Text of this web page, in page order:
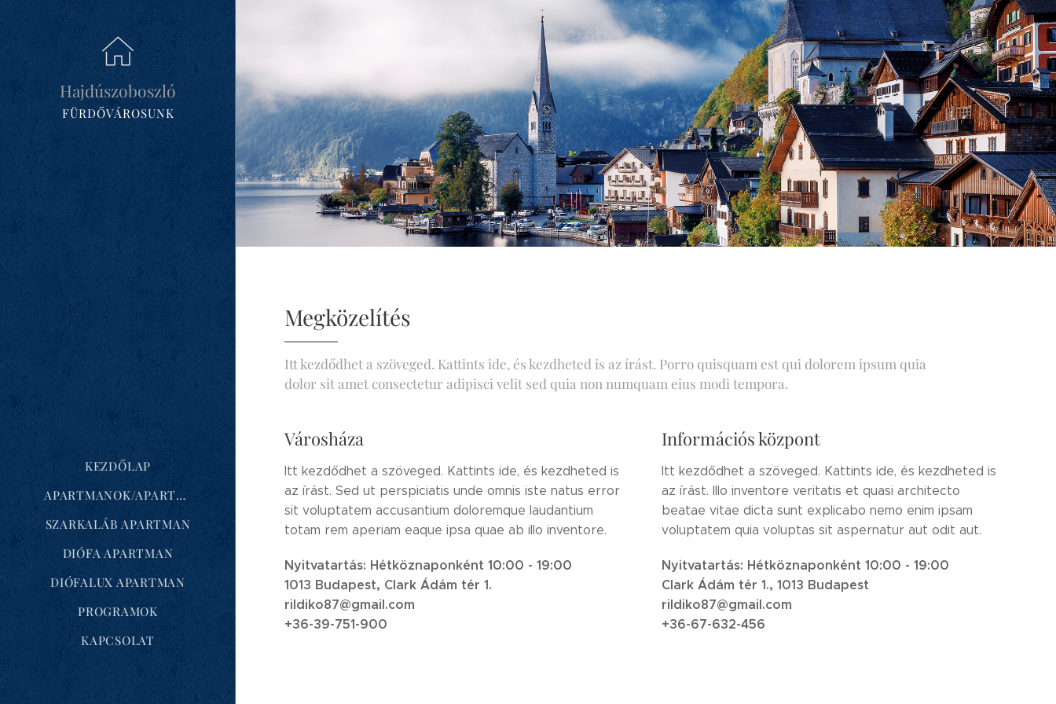
Hajdúszoboszló
FÜRDŐVÁROSUNK
KEZDŐLAP
APARTMANOK/APARTMANY/NOCLEG
SZARKALÁB APARTMAN
DIÓFA APARTMAN
DIÓFALUX APARTMAN
PROGRAMOK
KAPCSOLAT
Megközelítés
Itt kezdődhet a szöveged. Kattints ide, és kezdheted is az írást. Porro quisquam est qui dolorem ipsum quia
dolor sit amet consectetur adipisci velit sed quia non numquam eius modi tempora.
Városháza
Itt kezdődhet a szöveged. Kattints ide, és kezdheted is
az írást. Sed ut perspiciatis unde omnis iste natus error
sit voluptatem accusantium doloremque laudantium
totam rem aperiam eaque ipsa quae ab illo inventore.
Nyitvatartás: Hétköznaponként 10:00 - 19:00
1013 Budapest, Clark Ádám tér 1.
rildiko87@gmail.com
+36-39-751-900
Információs központ
Itt kezdődhet a szöveged. Kattints ide, és kezdheted is
az írást. Illo inventore veritatis et quasi architecto
beatae vitae dicta sunt explicabo nemo enim ipsam
voluptatem quia voluptas sit aspernatur aut odit aut.
Nyitvatartás: Hétköznaponként 10:00 - 19:00
Clark Ádám tér 1., 1013 Budapest
rildiko87@gmail.com
+36-67-632-456